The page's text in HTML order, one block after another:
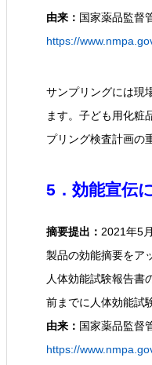
由来： 国家薬品監督
https://
サンプリングには現
ます。子ども用化粧
プリング検査計画の
5．効能宣伝
摘要提出： 2021年5
製品の効能摘要をア
人体効能試験報告書
前までに人体効能試
由来： 国家薬品監督
https://